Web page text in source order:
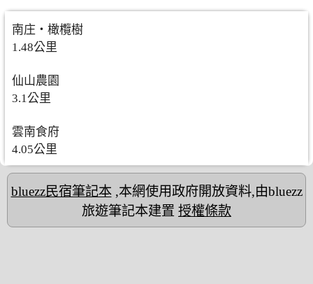
南庄‧橄欖樹
1.48公里
仙山農園
3.1公里
雲南食府
4.05公里
bluezz民宿筆記本,本網使用政府開放資料,由bluezz
旅遊筆記本建置 授權條款